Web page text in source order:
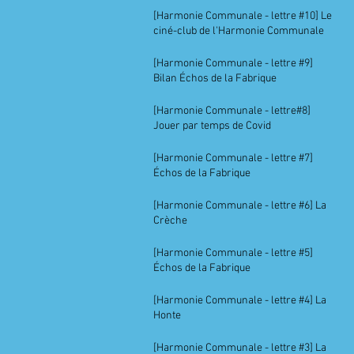
[Harmonie Communale - lettre #10] Le
ciné-club de l'Harmonie Communale
[Harmonie Communale - lettre #9]
Bilan Échos de la Fabrique
[Harmonie Communale - lettre#8]
Jouer par temps de Covid
[Harmonie Communale - lettre #7]
Échos de la Fabrique
[Harmonie Communale - lettre #6] La
Crèche
[Harmonie Communale - lettre #5]
Échos de la Fabrique
[Harmonie Communale - lettre #4] La
Honte
[Harmonie Communale - lettre #3] La